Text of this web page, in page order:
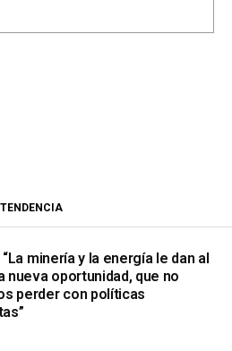
TENDENCIA
“La minería y la energía le dan al
nueva oportunidad, que no
perder con políticas